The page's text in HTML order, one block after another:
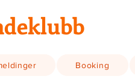
Booking